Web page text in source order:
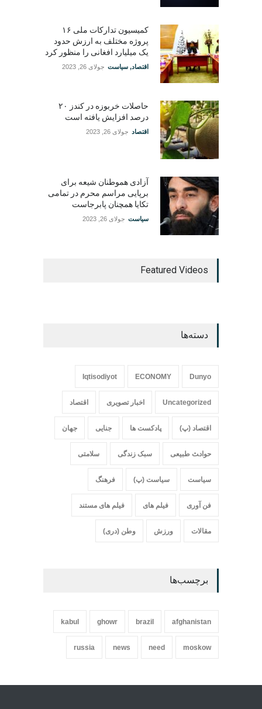
کمیسیون تدارکات ملی ۱۶
پروژه مختلف به ارزش حدود
یک میلیارد افغانی را منظور کرد
اقتصاد, سیاست جولای 26, 2023
حاصلات خربوزه در کندز ۲۰
درصد افزایش یافته است
اقتصاد جولای 26, 2023
آزادی هموطنان شیعه برای
برپایی مراسم محرم در تمامی
تکایا همچنان پابرجاست
سیاست جولای 26, 2023
Featured Videos
دسته‌ها
Dunyo
ECONOMY
Iqtisodiyot
Uncategorized اخبار تصویری اقتصاد
اقتصاد (پ) پادکست ها جنایی جهان
حواد‍‍‍ث طبیعی سبک زندگی سلامتی
سیاست سیاست (پ) فرهنگ
فن آوری فیلم های فیلم های مستند
مقالات ورزش وطن (دری)
برچسب‌ها
afghanistan
brazil
ghowr
kabul
moskow
need
news
russia